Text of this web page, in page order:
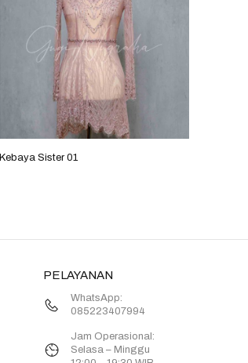
Kebaya Sister 01
PELAYANAN
WhatsApp:
085223407994
Jam Operasional:
Selasa – Minggu